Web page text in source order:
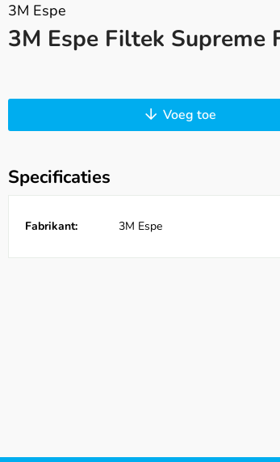
3M Espe
3M Espe Filtek Supreme
Voeg toe
Specificaties
Fabrikant: 3M Espe